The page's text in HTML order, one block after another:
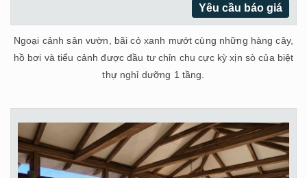
Yêu cầu báo giá
Ngoại cảnh sân vườn, bãi cỏ xanh mướt cùng những hàng cây,
hồ bơi và tiểu cảnh được đầu tư chỉn chu cực kỳ xịn sò của biệt
thự nghỉ dưỡng 1 tầng.